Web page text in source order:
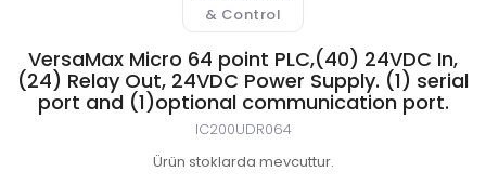
Atmosferi Test Cihazları
ve Kontrol Sistemleri
& Control
VersaMax Micro 64 point PLC,(40) 24VDC In,
(24) Relay Out, 24VDC Power Supply. (1) serial
port and (1)optional communication port.
IC200UDR064
Ürün stoklarda mevcuttur.